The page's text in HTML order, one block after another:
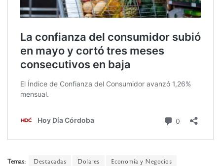
Temas: Destacadas Dolares
Economía y Negocios